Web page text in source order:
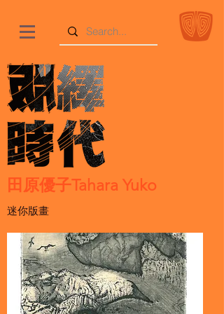
田原優子Tahara Yuko
迷你版畫